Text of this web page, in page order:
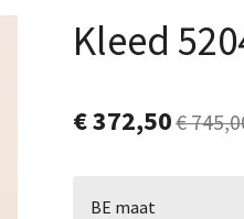
Kleed
€ 372,50€
BE maat